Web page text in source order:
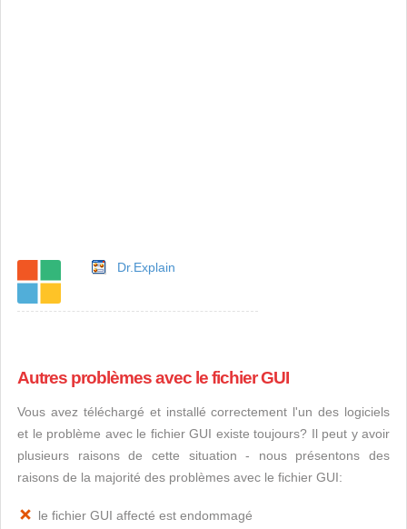
Dr.Explain
Autres problèmes avec le fichier GUI
Vous avez téléchargé et installé correctement l'un des logiciels
et le problème avec le fichier GUI existe toujours? Il peut y avoir
plusieurs raisons de cette situation - nous présentons des
raisons de la majorité des problèmes avec le fichier GUI:
le fichier GUI affecté est endommagé